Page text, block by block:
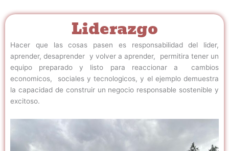
Liderazgo
Hacer que las cosas pasen es responsabilidad del lider,
aprender, desaprender y volver a aprender, permitira tener un
equipo preparado y listo para reaccionar a cambios
economicos, sociales y tecnologicos, y el ejemplo demuestra
la capacidad de construir un negocio responsable sostenible y
excitoso.